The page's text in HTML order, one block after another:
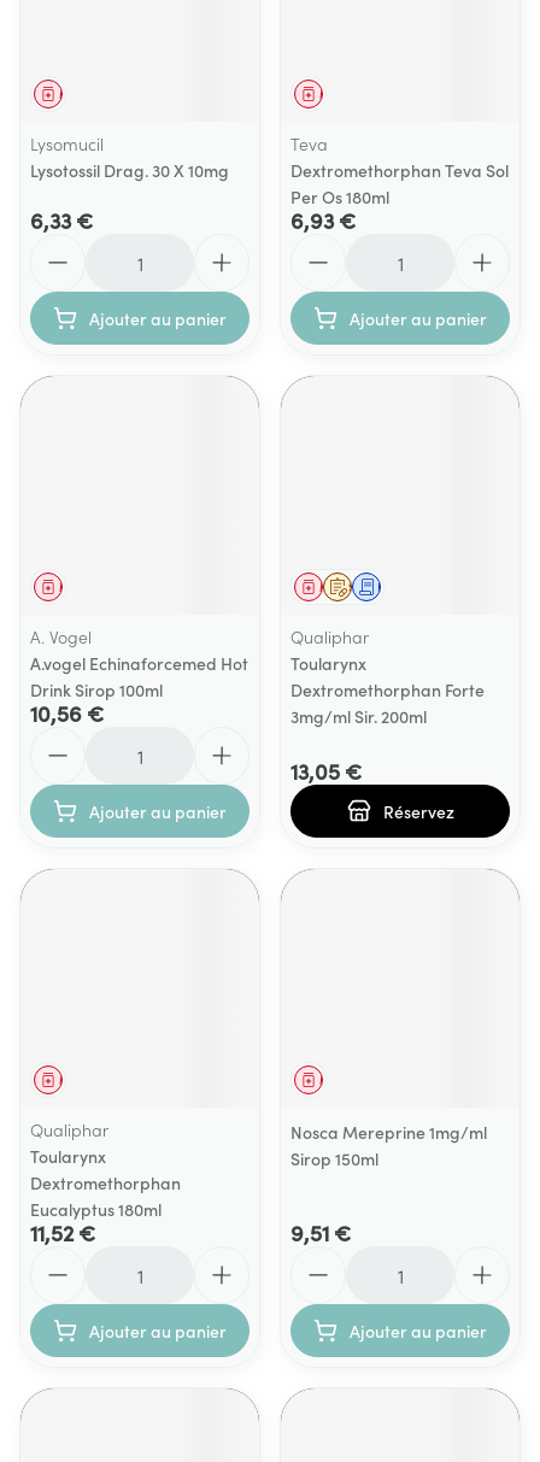
Médicament
Lysomucil
Lysotossil Drag. 30 X 10mg
6,33 €
Ajouter au panier
Médicament
Teva
Dextromethorphan Teva Sol
Per Os 180ml
6,93 €
Ajouter au panier
Médicament
A. Vogel
A.vogel Echinaforcemed Hot
Drink Sirop 100ml
10,56 €
Ajouter au panier
Sur prescription
MédicamentDemande écrite
Qualiphar
Toularynx
Dextromethorphan Forte
3mg/ml Sir. 200ml
13,05 €
Réservez
Médicament
Qualiphar
Toularynx
Dextromethorphan
Eucalyptus 180ml
11,52 €
Ajouter au panier
Médicament
Nosca Mereprine 1mg/ml
Sirop 150ml
9,51 €
Ajouter au panier